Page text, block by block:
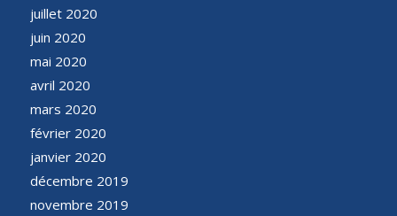
juillet 2020
juin 2020
mai 2020
avril 2020
mars 2020
février 2020
janvier 2020
décembre 2019
novembre 2019